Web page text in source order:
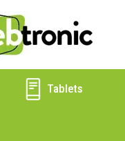
Tablets